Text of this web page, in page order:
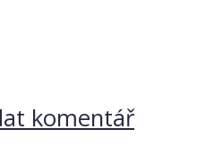
komentář